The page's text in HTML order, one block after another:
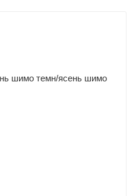
шимо темн/ясень шимо